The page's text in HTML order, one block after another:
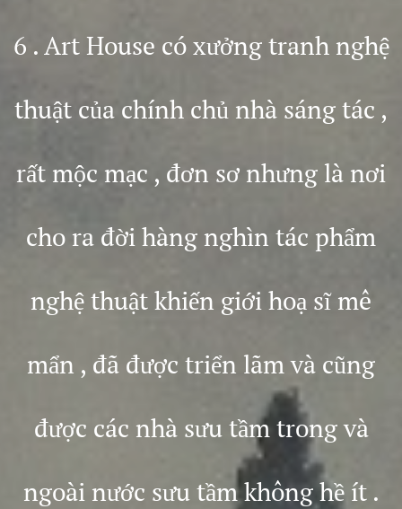
6 . Art House có xưởng tranh nghệ
thuật của chính chủ nhà sáng tác ,
rất mộc mạc , đơn sơ nhưng là nơi
cho ra đời hàng nghìn tác phẩm
nghệ thuật khiến giới hoạ sĩ mê
mẩn , đã được triển lãm và cũng
được các nhà sưu tầm trong và
ngoài nước sưu tầm không hề ít .